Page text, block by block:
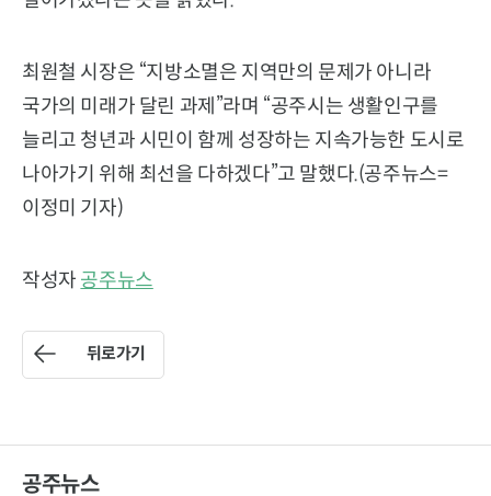
최원철 시장은 “지방소멸은 지역만의 문제가 아니라
국가의 미래가 달린 과제”라며 “공주시는 생활인구를
늘리고 청년과 시민이 함께 성장하는 지속가능한 도시로
나아가기 위해 최선을 다하겠다”고 말했다.(공주뉴스=
이정미 기자)
작성자 공주뉴스
뒤로가기
공주뉴스